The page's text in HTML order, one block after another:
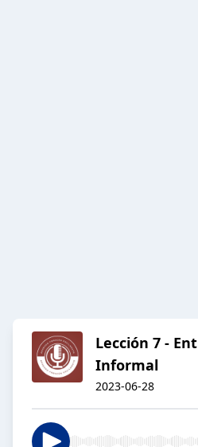
Lección 7 -
Informal
2023-06-28